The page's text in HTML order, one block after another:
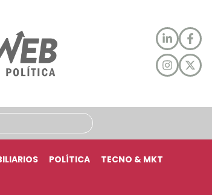
POLÍTICA TECNO & MKT